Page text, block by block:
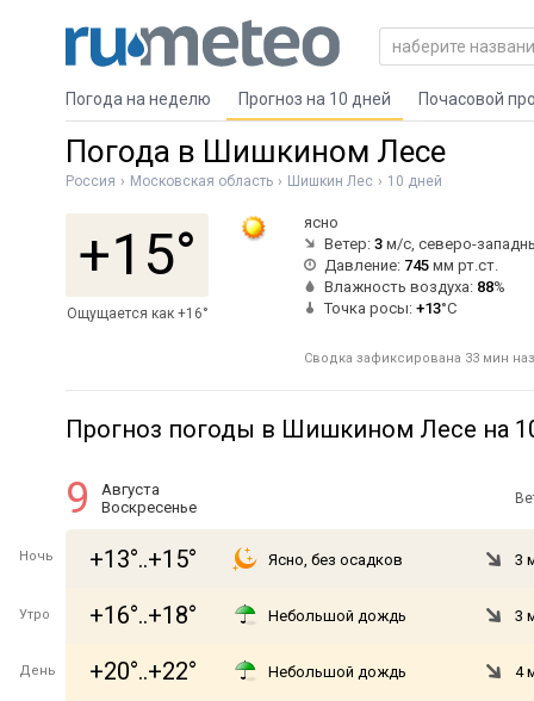
Погода на неделю Прогноз на 10 дней Почасовой
Погода в Шишкином Лесе
Россия Московская область Шишкин Лес 10 дней
+15°
Ощущается как +16°
ясно
Ветер: 3 м/с, северо-
Давление: 745 мм рт.ст.
Влажность воздуха: 88%
Точка росы: +13°C
Сводка зафиксирована 33 мин
Прогноз погоды в Шишкином Лесе на
9
Августа
Воскресенье
Ночь +13°..+15° Ясно, без осадков 3
Утро +16°..+18° Небольшой дождь 3
День +20°..+22° Небольшой дождь 4